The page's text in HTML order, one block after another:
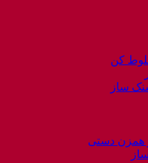
کن
ساز
همزن دستی